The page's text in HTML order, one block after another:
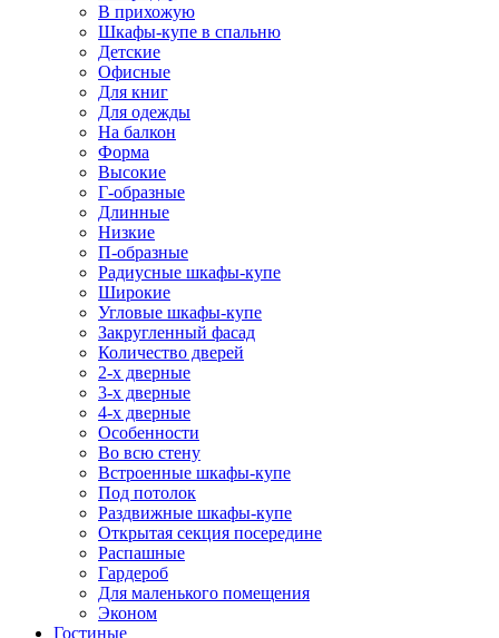
В прихожую
Шкафы-купе в спальню
Детские
Офисные
Для книг
Для одежды
На балкон
Форма
Высокие
Г-образные
Длинные
Низкие
П-образные
Радиусные шкафы-купе
Широкие
Угловые шкафы-купе
Закругленный фасад
Количество дверей
2-х дверные
3-х дверные
4-х дверные
Особенности
Во всю стену
Встроенные шкафы-купе
Под потолок
Раздвижные шкафы-купе
Открытая секция посередине
Распашные
Гардероб
Для маленького помещения
Эконом
Гостиные